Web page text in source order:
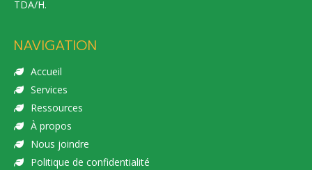
TDA/H.
NAVIGATION
Accueil
Services
Ressources
À propos
Nous joindre
Politique de confidentialité